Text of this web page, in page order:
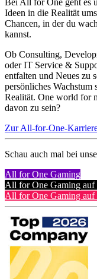
Ideen in die Realität
Chancen, in der du
kannst.
Ob Consulting,
oder IT Service &
entfalten und Neues zu
persönliches Wachstum
Realität. One world for
davon zu sein?
Zur All-for-One-
Schau auch mal bei
All for One Gaming
All for One Gaming auf
All for One Gaming auf